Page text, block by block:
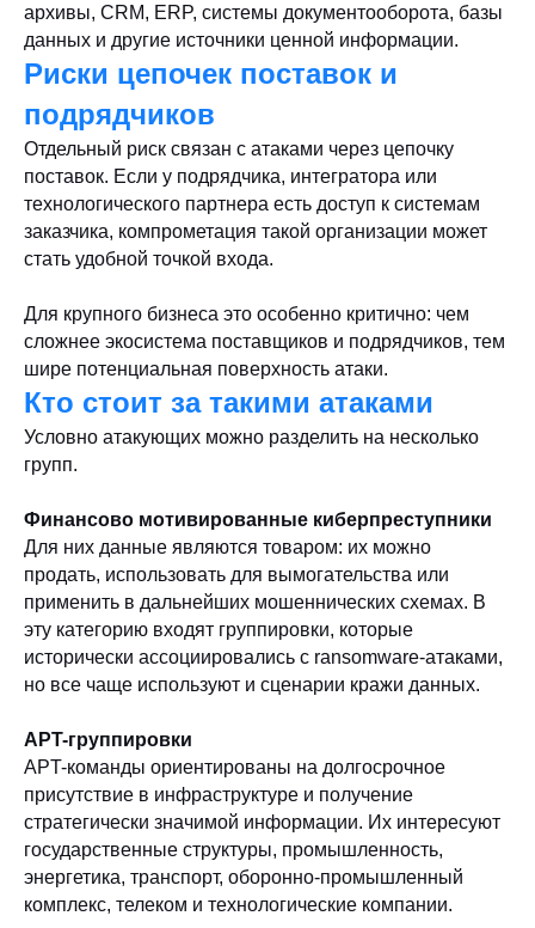
архивы, CRM, ERP, системы документооборота, базы
данных и другие источники ценной информации.
Риски цепочек поставок и
подрядчиков
Отдельный риск связан с атаками через цепочку
поставок. Если у подрядчика, интегратора или
технологического партнера есть доступ к системам
заказчика, компрометация такой организации может
стать удобной точкой входа.
Для крупного бизнеса это особенно критично: чем
сложнее экосистема поставщиков и подрядчиков, тем
шире потенциальная поверхность атаки.
Кто стоит за такими атаками
Условно атакующих можно разделить на несколько
групп.
Финансово мотивированные киберпреступники
Для них данные являются товаром: их можно
продать, использовать для вымогательства или
применить в дальнейших мошеннических схемах. В
эту категорию входят группировки, которые
исторически ассоциировались с ransomware-атаками,
но все чаще используют и сценарии кражи данных.
APT-группировки
APT-команды ориентированы на долгосрочное
присутствие в инфраструктуре и получение
стратегически значимой информации. Их интересуют
государственные структуры, промышленность,
энергетика, транспорт, оборонно-промышленный
комплекс, телеком и технологические компании.